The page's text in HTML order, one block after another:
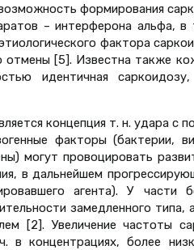
формирования
– интерферона альфа, в
фактора
отмены [5]. Известна также
идентичная
концепция т. н. удара с
факторы (бактерии,
могут провоцировать
в дальнейшем
агента). У части
замедленного типа,
[2]. Увеличение частоты
в концентрациях, более